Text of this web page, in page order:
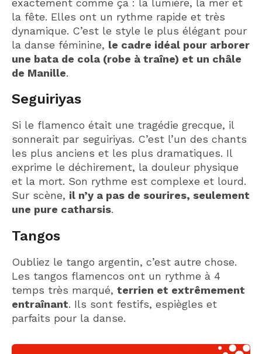
exactement comme ça : la lumière, la mer et
la fête. Elles ont un rythme rapide et très
dynamique. C’est le style le plus élégant pour
la danse féminine, le cadre idéal pour arborer
une bata de cola (robe à traîne) et un châle
de Manille.
Seguiriyas
Si le flamenco était une tragédie grecque, il
sonnerait par seguiriyas. C’est l’un des chants
les plus anciens et les plus dramatiques. Il
exprime le déchirement, la douleur physique
et la mort. Son rythme est complexe et lourd.
Sur scène, il n’y a pas de sourires, seulement
une pure catharsis.
Tangos
Oubliez le tango argentin, c’est autre chose.
Les tangos flamencos ont un rythme à 4
temps très marqué, terrien et extrêmement
entraînant. Ils sont festifs, espiègles et
parfaits pour la danse.